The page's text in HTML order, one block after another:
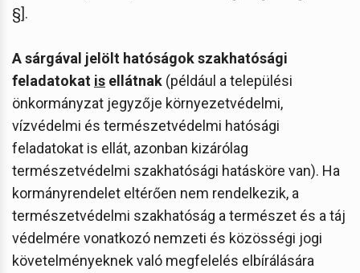
§].
A sárgával jelölt hatóságok szakhatósági
feladatokat is ellátnak (például a települési
önkormányzat jegyzője környezetvédelmi,
vízvédelmi és természetvédelmi hatósági
feladatokat is ellát, azonban kizárólag
természetvédelmi szakhatósági hatásköre van). Ha
kormányrendelet eltérően nem rendelkezik, a
természetvédelmi szakhatóság a természet és a táj
védelmére vonatkozó nemzeti és közösségi jogi
követelményeknek való megfelelés elbírálására